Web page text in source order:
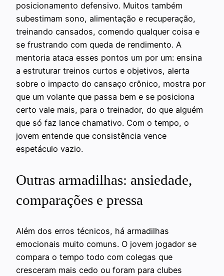
posicionamento defensivo. Muitos também
subestimam sono, alimentação e recuperação,
treinando cansados, comendo qualquer coisa e
se frustrando com queda de rendimento. A
mentoria ataca esses pontos um por um: ensina
a estruturar treinos curtos e objetivos, alerta
sobre o impacto do cansaço crônico, mostra por
que um volante que passa bem e se posiciona
certo vale mais, para o treinador, do que alguém
que só faz lance chamativo. Com o tempo, o
jovem entende que consistência vence
espetáculo vazio.
Outras armadilhas: ansiedade,
comparações e pressa
Além dos erros técnicos, há armadilhas
emocionais muito comuns. O jovem jogador se
compara o tempo todo com colegas que
cresceram mais cedo ou foram para clubes